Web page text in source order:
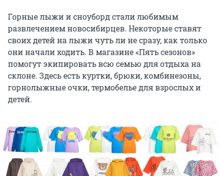
Горные лыжи и сноуборд стали любимым
развлечением новосибирцев. Некоторые ставят
своих детей на лыжи чуть ли не сразу, как только
они начали ходить. В магазине «Пять сезонов»
помогут экипировать всю семью для отдыха на
склоне. Здесь есть куртки, брюки, комбинезоны,
горнолыжные очки, термобелье для взрослых и
детей.